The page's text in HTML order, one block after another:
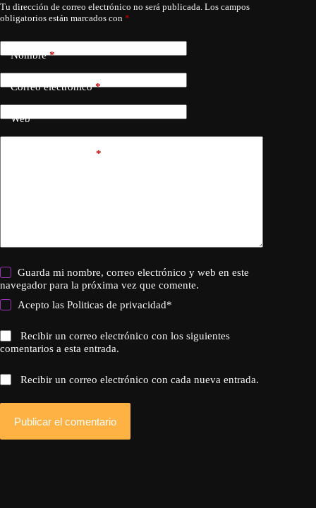
Tu dirección de correo electrónico no será publicada. Los campos
obligatorios están marcados con *
Nombre*
Correo electrónico*
Web
*
Guarda mi nombre, correo electrónico y web en este
navegador para la próxima vez que comente.
Acepto lasPoliticas de privacidad*
Recibir un correo electrónico con los siguientes
comentarios a esta entrada.
Recibir un correo electrónico con cada nueva entrada.
Publicar el comentario